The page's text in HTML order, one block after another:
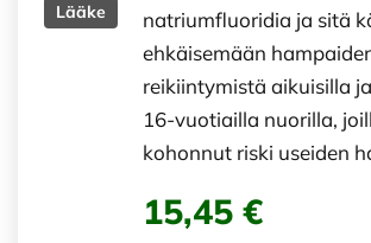
Lääke
natriumfluoridia ja sitä
ehkäisemään
reikiintymistä aikuisilla
16-vuotiailla nuorilla,
kohonnut riski useiden
15,45 €